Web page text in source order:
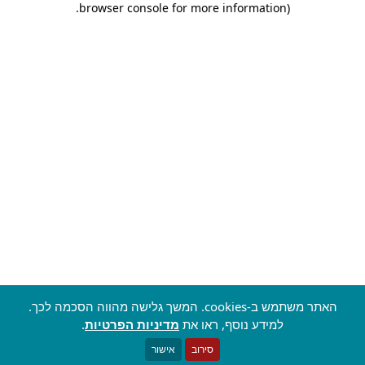
browser console for more information)
.
האתר משתמש ב-cookies. המשך גלישה מהווה הסכמה לכך.
למידע נוסף, ראו את מדיניות הפרטיות.
סירוב אישור